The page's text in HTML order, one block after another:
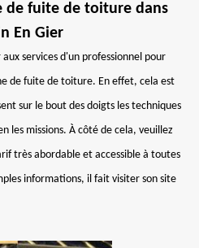
de fuite de toiture dans
En Gier
services d'un professionnel pour
de fuite de toiture. En effet, cela est
sur le bout des doigts les techniques
les missions. À côté de cela, veuillez
très abordable et accessible à toutes
informations, il fait visiter son site